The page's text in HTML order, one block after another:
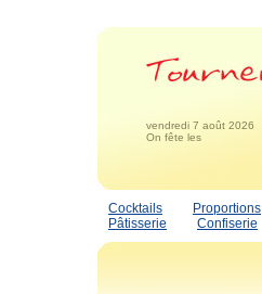
vendredi 7 août 2026
On fête les
Cocktails Proportions
Pâtisserie
Confiserie